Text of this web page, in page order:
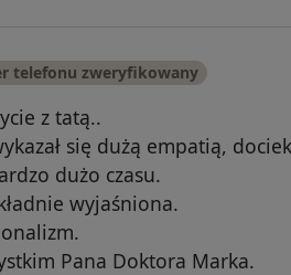
telefonu zweryfikowany
z tatą..
się dużą empatią,
dużo czasu.
wyjaśniona.
Pana Doktora Marka.